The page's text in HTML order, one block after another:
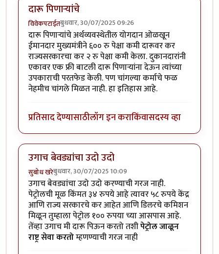
दारू पिणाऱ्यांचे
विवेकपटाईतबुधवार, 30/07/2025 09:26
दारू पिणाऱ्यांचे अर्थव्यवस्थेतील योगदान ओळखून
ईमानदार मुख्यमंत्रीने ६०० रु पेक्षा कमी दारूवर कर
राज्यसरकारचा कर २ रु पेक्षा कमी केला. दुकानदारांनी
एकावर एक फ्री बाटली दारू पिणाऱ्यांना देऊन त्यांच्या
उपकाराची परतफेड केली. पण चांगल्या कर्माचे फळ
नेहमीच चांगले मिळत नाही. हा इतिहास आहे.
प्रतिसाद देण्यासाठीलॉग इन कराकिंवासदस्य व्हा
उगाच बेवड्यांचा उदो उदो
सुबोध खरेबुधवार, 30/07/2025 10:09
उगाच बेवड्यांचा उदो उदो करण्याची गरज नाही.
पेट्रोलची मूळ किंमत ३४ रुपये आहे त्यावर ५८ रुपये केंद्र
आणि राज्य सरकारचे कर आहेत आणि डिलरचे कमिशन
मिळून तुम्हाला पेट्रोल १०० रुपया च्या आसपास आहे.
तेंव्हा उगाच मी दारू पिऊन करतो तशीपेट्रोल जाळून
राष्ट्र सेवा करतोम्हणण्याची गरज नाही